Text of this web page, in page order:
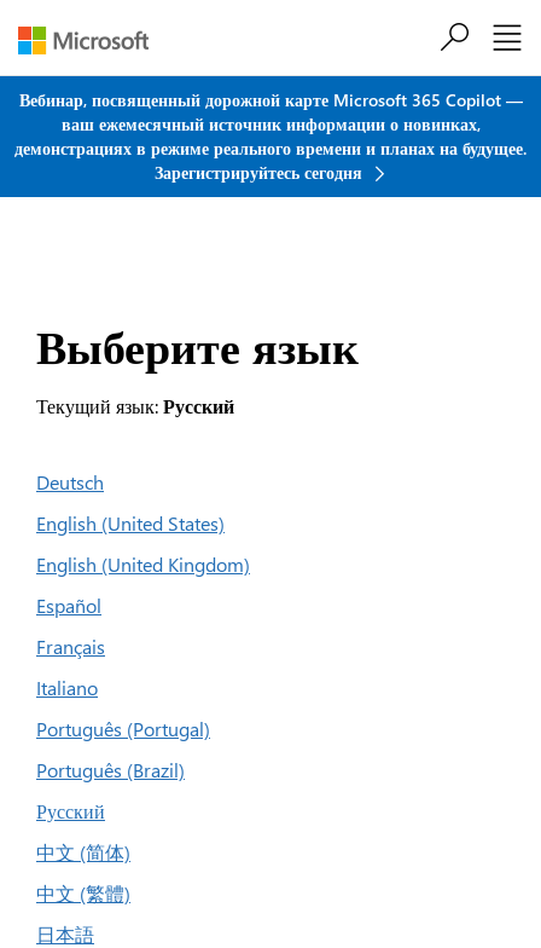
Перейти к основному содержанию
Вебинар, посвященный дорожной карте Microsoft 365 Copilot —
ваш ежемесячный источник информации о новинках,
демонстрациях в режиме реального времени и планах на будущее.
Зарегистрируйтесь сегодня
Выберите язык
Текущий язык:Русский
Deutsch
English (United States)
English (United Kingdom)
Español
Français
Italiano
Português (Portugal)
Português (Brazil)
Русский
中文 (简体)
中文 (繁體)
日本語